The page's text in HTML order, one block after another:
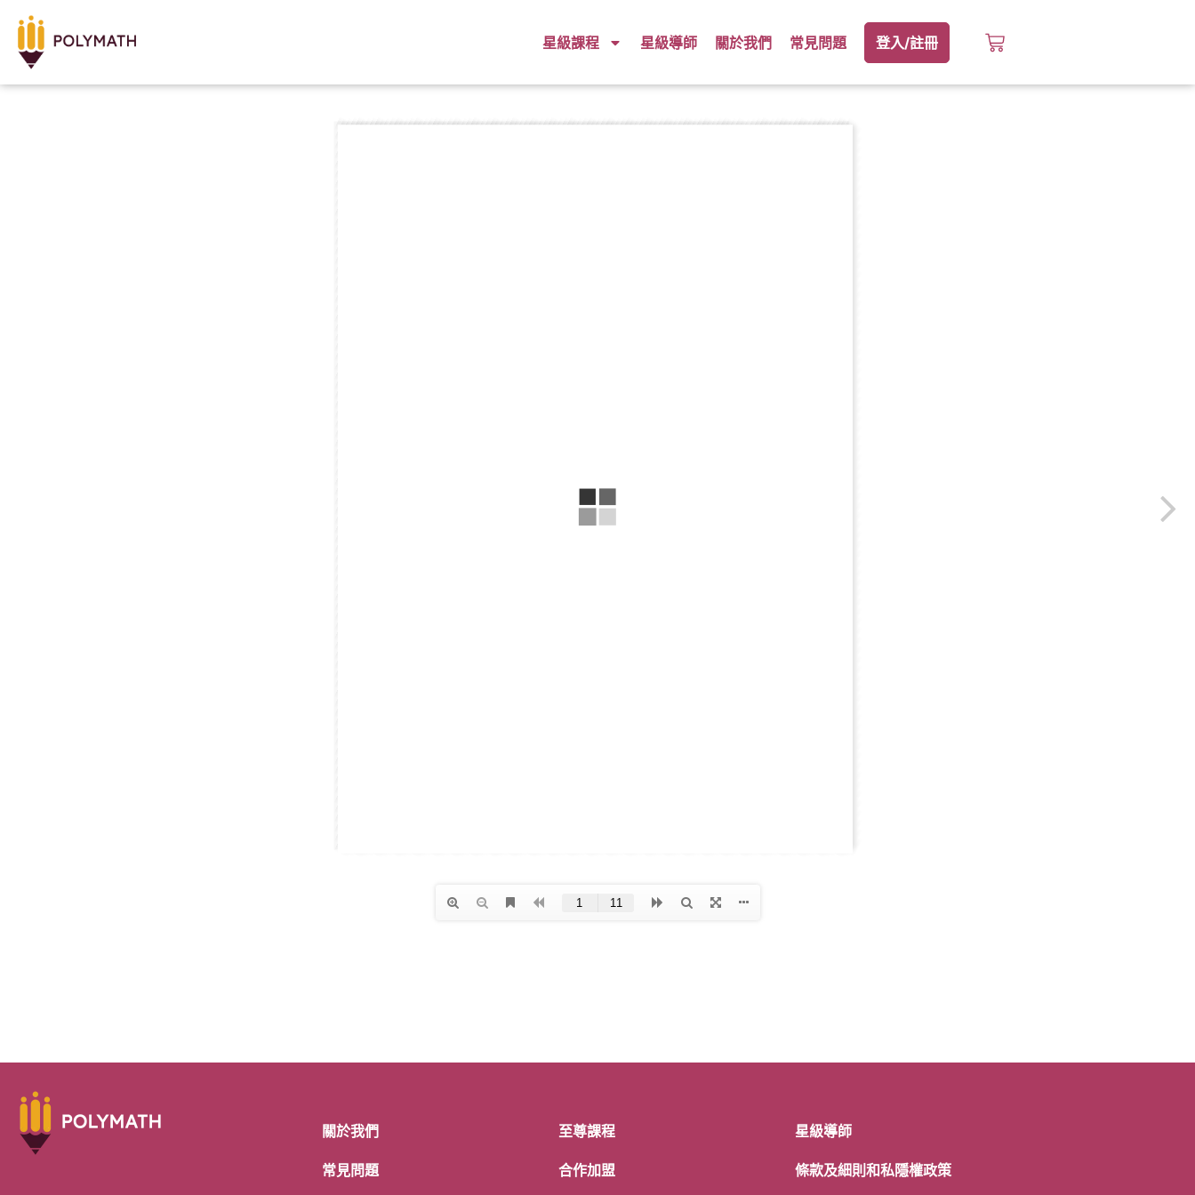
星級課程 星級導師 關於我們 常見問題 登入/註冊
關於我們
常見問題
至尊課程
合作加盟
星級導師
條款及細則和私隱權政策